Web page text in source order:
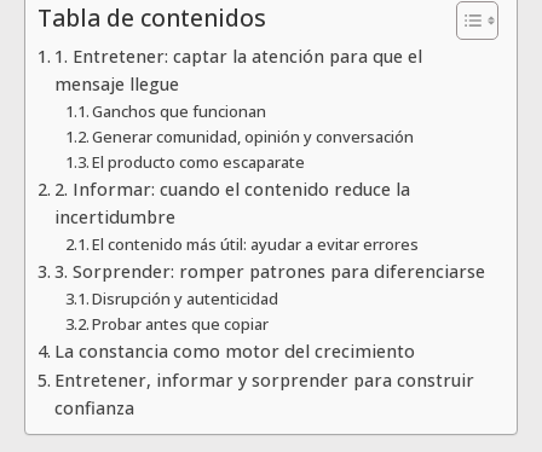
Tabla de contenidos
1. Entretener: captar la atención para que el
mensaje llegue
Ganchos que funcionan
Generar comunidad, opinión y conversación
El producto como escaparate
2. Informar: cuando el contenido reduce la
incertidumbre
El contenido más útil: ayudar a evitar errores
3. Sorprender: romper patrones para diferenciarse
Disrupción y autenticidad
Probar antes que copiar
La constancia como motor del crecimiento
Entretener, informar y sorprender para construir
confianza